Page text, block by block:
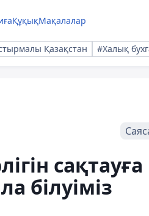
ҚұқықМақалалар
Қазақстан #Халық
сақтауға
білуіміз